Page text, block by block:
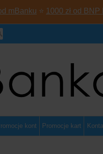
mBanku ⭐ 1000 zł od BNP
kont Promocje kart